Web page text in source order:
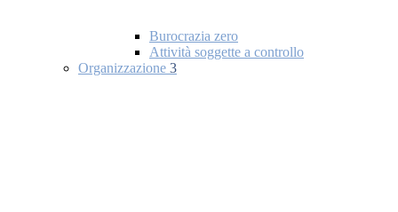
Burocrazia zero
Attività soggette a controllo
Organizzazione 3